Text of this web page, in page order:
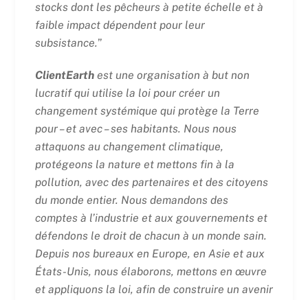
stocks dont les pêcheurs à petite échelle et à
faible impact dépendent pour leur
subsistance.”
ClientEarthest une organisation à but non
lucratif qui utilise la loi pour créer un
changement systémique qui protège la Terre
pour – et avec – ses habitants. Nous nous
attaquons au changement climatique,
protégeons la nature et mettons fin à la
pollution, avec des partenaires et des citoyens
du monde entier. Nous demandons des
comptes à l’industrie et aux gouvernements et
défendons le droit de chacun à un monde sain.
Depuis nos bureaux en Europe, en Asie et aux
États-Unis, nous élaborons, mettons en œuvre
et appliquons la loi, afin de construire un avenir